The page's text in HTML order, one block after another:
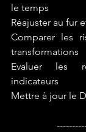
le temps
Réajuster au fur
Comparer les
transformations
Evaluer les
indicateurs
Mettre à jour le